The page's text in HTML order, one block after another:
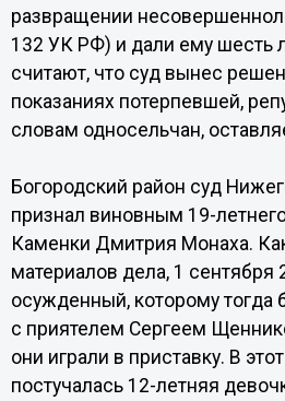
развращении
132 УК РФ) и дали ему шесть
считают, что суд вынес
показаниях потерпевшей,
словам односельчан,
Богородский район суд
признал виновным 19-
Каменки Дмитрия Монаха.
материалов дела, 1 сентября
осужденный, которому тогда
с приятелем Сергеем
они играли в приставку. В
постучалась 12-летняя